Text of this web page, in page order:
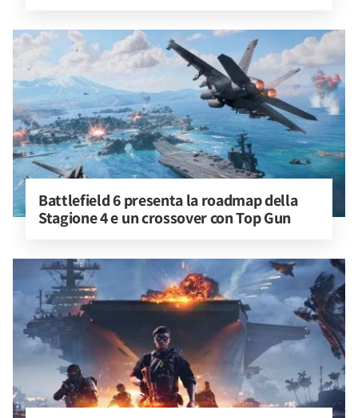
Battlefield 6 presenta la roadmap della
Stagione 4 e un crossover con Top Gun